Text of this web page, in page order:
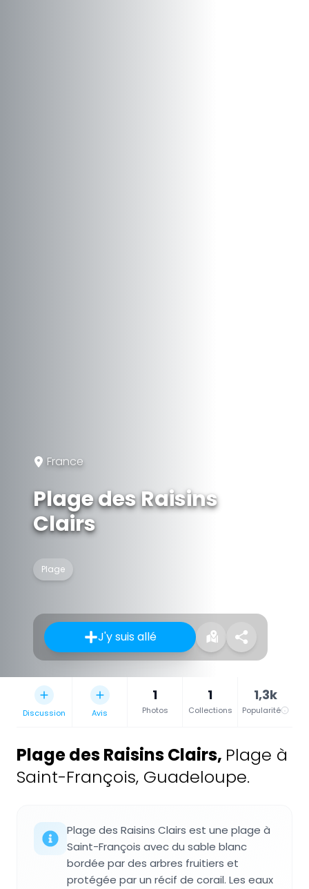
France
Plage des Raisins
Clairs
Plage
J'y suis allé
Discussion Avis
1
Photos
1
Collections
1,3k
Popularité
Plage des Raisins Clairs, Plage à
Saint-François, Guadeloupe.
Plage des Raisins Clairs est une plage à
Saint-François avec du sable blanc
bordée par des arbres fruitiers et
protégée par un récif de corail. Les eaux